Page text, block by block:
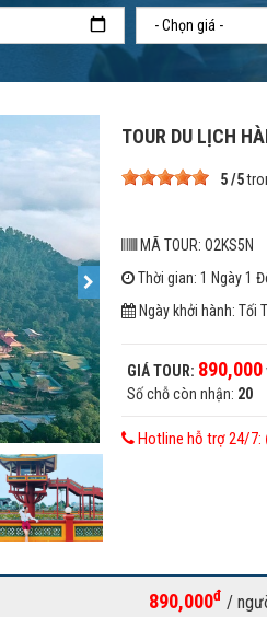
TOUR DU LỊCH
5 /5
MÃ TOUR: O2KS5N
Thời gian: 1 Ngày 1
Ngày khởi hành: Tối
GIÁ TOUR: 890,000
Số chỗ còn nhận: 20
Hotline hỗ trợ 24/7:
890,000đ /